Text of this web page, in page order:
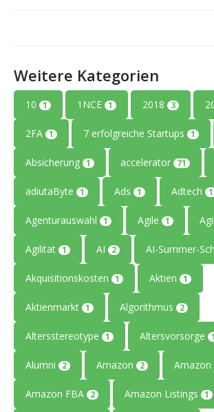
Weitere Kategorien
10 1 1NCE 1 2018 3
2FA 1 7 erfolgreiche Startups 1
Absicherung 1 accelerator 71
adiutaByte 1 Ads 1 Adtech 1
Agenturauswahl 1 Agile 1
Agilität 1 AI 2 AI-Summer-
Akquisitionskosten 1 Aktien 1
Aktienmarkt 1 Algorithmus 2
Altersstereotype 1 Altersvorsorge
Alumni 2 Amazon 2 Amazon
Amazon FBA 2 Amazon Listings 1